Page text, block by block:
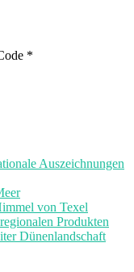
*
Auszeichnungen
von Texel
Produkten
Dünenlandschaft